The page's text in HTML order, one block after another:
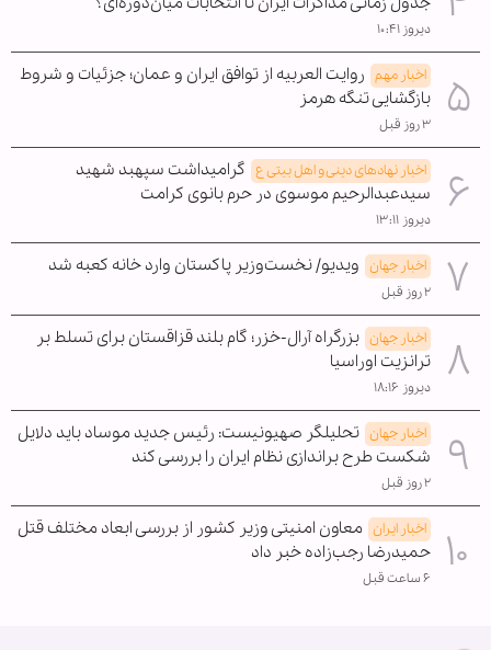
دیروز ۱۰:۴۱
اخبار مهم روایت العربیه از توافق ایران و عمان؛ جزئیات و شروط
بازگشایی تنگه هرمز
۳ روز قبل
اخبار نهادهای دینی و اهل بیتی ع گرامیداشت سپهبد شهید
سیدعبدالرحیم موسوی در حرم بانوی کرامت
دیروز ۱۳:۱۱
اخبار جهان ویدیو/ نخست‌وزیر پاکستان وارد خانه کعبه شد
۲ روز قبل
اخبار جهان بزرگراه آرال-خزر؛ گام بلند قزاقستان برای تسلط بر
ترانزیت اوراسیا
دیروز ۱۸:۱۶
اخبار جهان تحلیلگر صهیونیست: رئیس جدید موساد باید دلایل
شکست طرح براندازی نظام ایران را بررسی کند
۲ روز قبل
اخبار ایران معاون امنیتی وزیر کشور از بررسی ابعاد مختلف قتل
حمیدرضا رجب‌زاده خبر داد
۶ ساعت قبل